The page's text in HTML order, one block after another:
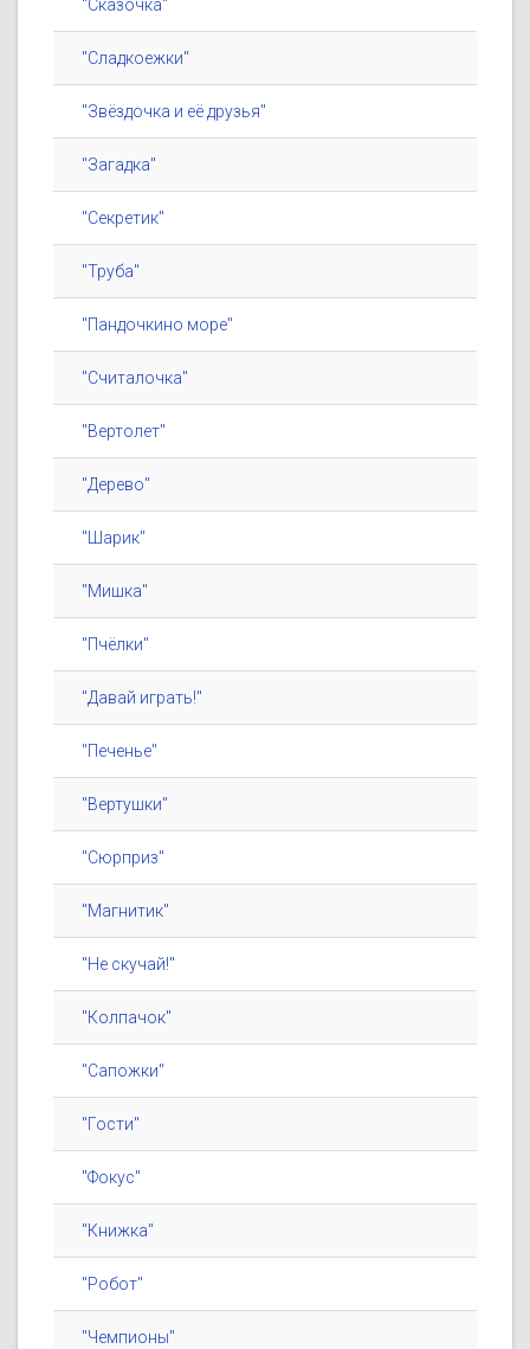
"Сказочка"
"Сладкоежки"
"Звёздочка и её друзья"
"Загадка"
"Секретик"
"Труба"
"Пандочкино море"
"Считалочка"
"Вертолет"
"Дерево"
"Шарик"
"Мишка"
"Пчёлки"
"Давай играть!"
"Печенье"
"Вертушки"
"Сюрприз"
"Магнитик"
"Не скучай!"
"Колпачок"
"Сапожки"
"Гости"
"Фокус"
"Книжка"
"Робот"
"Чемпионы"